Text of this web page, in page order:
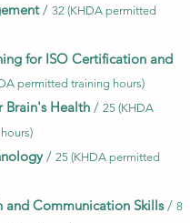
/ 32 (KHDA permitted
for ISO Certification and
permitted training hours)
Brain's Health / 25 (KHDA
/ 25 (KHDA permitted
and Communication Skills/ 8